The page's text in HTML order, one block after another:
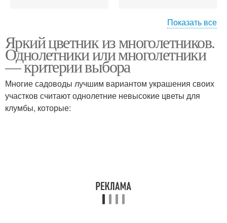
Круглая клумба
клумбы
Растения для клумбы
Показать все
Яркий цветник из многолетников.
Однолетники или многолетники
— критерии выбора
Многие садоводы лучшим вариантом украшения своих
участков считают однолетние невысокие цветы для
клумбы, которые: